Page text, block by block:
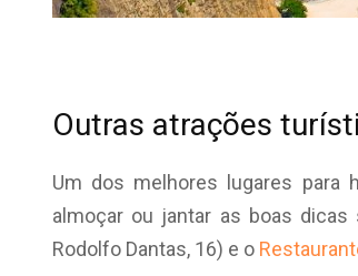
Outras atrações
Um dos melhores lugares para
almoçar ou jantar as boas dicas
Rodolfo Dantas, 16) e o